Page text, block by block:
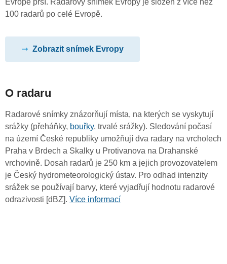
Evropě prší. Radarový snímek Evropy je složen z více než
100 radarů po celé Evropě.
Zobrazit snímek Evropy
O radaru
Radarové snímky znázorňují místa, na kterých se vyskytují
srážky (přeháňky, bouřky, trvalé srážky). Sledování počasí
na území České republiky umožňují dva radary na vrcholech
Praha v Brdech a Skalky u Protivanova na Drahanské
vrchovině. Dosah radarů je 250 km a jejich provozovatelem
je Český hydrometeorologický ústav. Pro odhad intenzity
srážek se používají barvy, které vyjadřují hodnotu radarové
odrazivosti [dBZ]. Více informací